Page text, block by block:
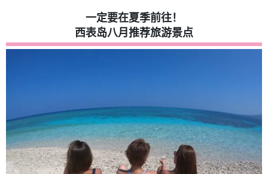
一定要在夏季前往！
西表岛八月推荐旅游景点